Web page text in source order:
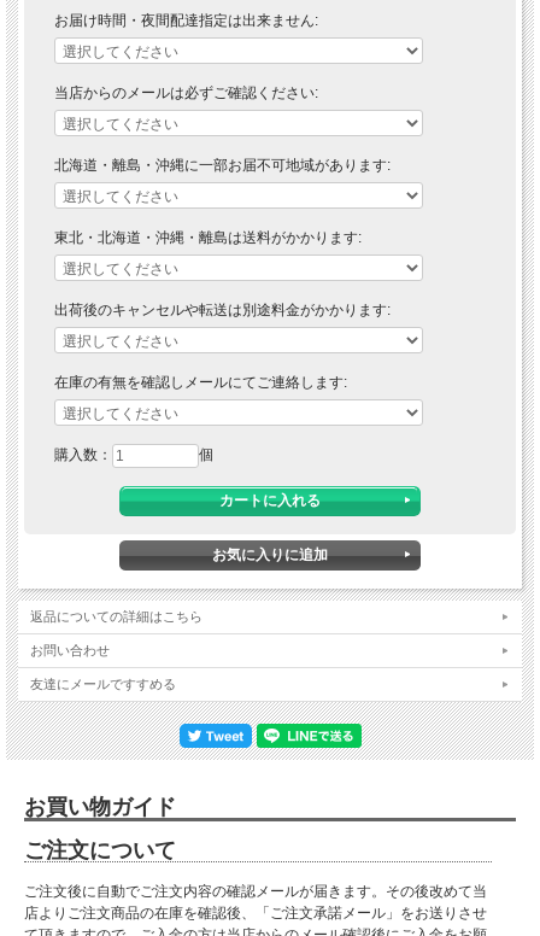
お届け時間・夜間配達指定は出来ません:
当店からのメールは必ずご確認ください:
北海道・離島・沖縄に一部お届不可地域があります:
東北・北海道・沖縄・離島は送料がかかります:
出荷後のキャンセルや転送は別途料金がかかります:
在庫の有無を確認しメールにてご連絡します:
購入数： 個
返品についての詳細はこちら
お問い合わせ
友達にメールですすめる
お買い物ガイド
ご注文について
ご注文後に自動でご注文内容の確認メールが届きます。その後改めて当
店よりご注文商品の在庫を確認後、「ご注文承諾メール」をお送りさせ